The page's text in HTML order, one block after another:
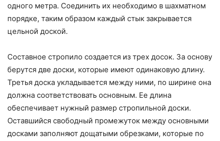
одного метра. Соединить их необходимо в шахматном
порядке, таким образом каждый стык закрывается
цельной доской.
Составное стропило создается из трех досок. За основу
берутся две доски, которые имеют одинаковую длину.
Третья доска укладывается между ними, по ширине она
должна соответствовать основным. Ее длина
обеспечивает нужный размер стропильной доски.
Оставшийся свободный промежуток между основными
досками заполняют дощатыми обрезками, которые по